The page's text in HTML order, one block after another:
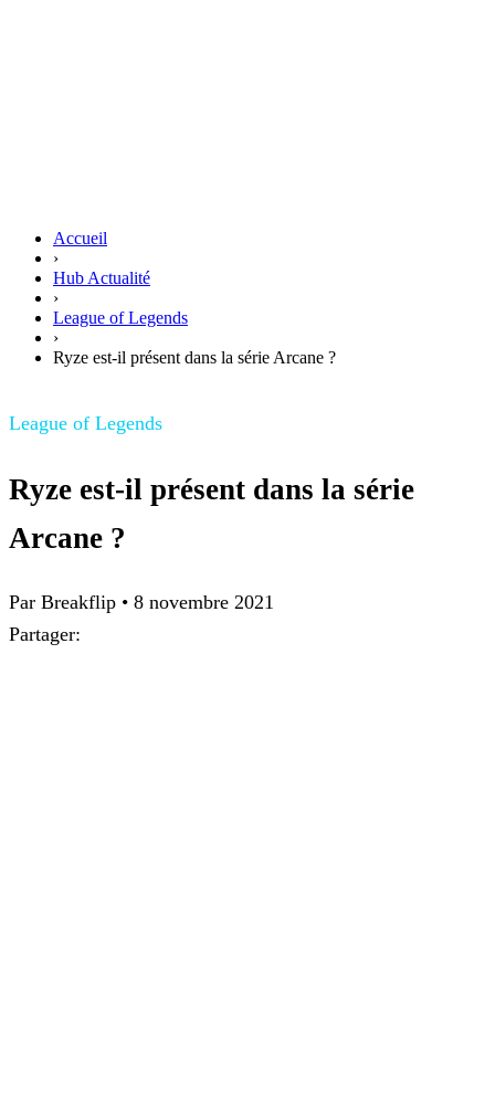
Accueil
›
Hub Actualité
›
League of Legends
›
Ryze est-il présent dans la série Arcane ?
League of Legends
Ryze est-il présent dans la série
Arcane ?
Par Breakflip • 8 novembre 2021
Partager: